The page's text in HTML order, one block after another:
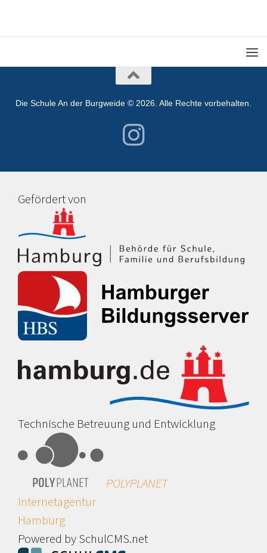
Die Schule An der Burgweide © 2026. Alle Rechte vorbehalten.
Gefördert von
Technische Betreuung und Entwicklung
POLYPLANET
Internetagentur
Hamburg
Powered by SchulCMS.net